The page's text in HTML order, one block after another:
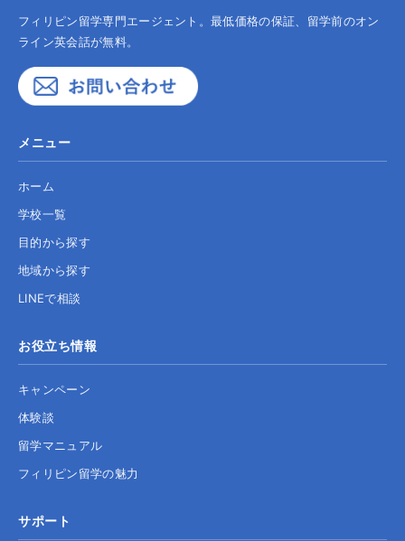
フィリピン留学専門エージェント。最低価格の保証、留学前のオン
ライン英会話が無料。
メニュー
ホーム
学校一覧
目的から探す
地域から探す
LINEで相談
お役立ち情報
キャンペーン
体験談
留学マニュアル
フィリピン留学の魅力
サポート